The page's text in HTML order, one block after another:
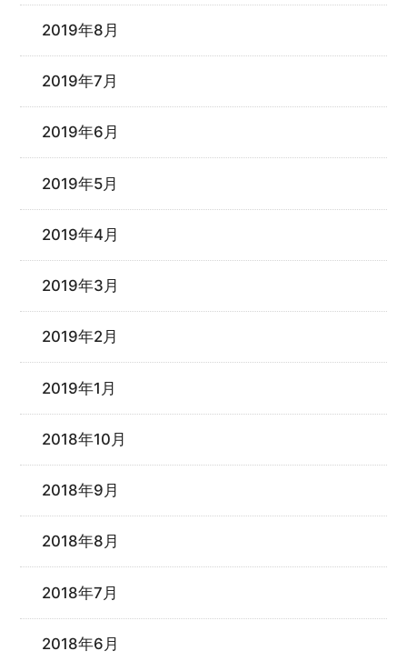
2019年8月
2019年7月
2019年6月
2019年5月
2019年4月
2019年3月
2019年2月
2019年1月
2018年10月
2018年9月
2018年8月
2018年7月
2018年6月